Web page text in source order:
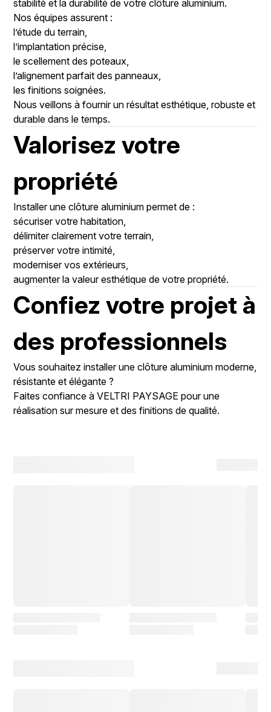
stabilité et la durabilité de votre clôture aluminium.
Nos équipes assurent :
l’étude du terrain,
l’implantation précise,
le scellement des poteaux,
l’alignement parfait des panneaux,
les finitions soignées.
Nous veillons à fournir un résultat esthétique, robuste et
durable dans le temps.
Valorisez votre
propriété
Installer une clôture aluminium permet de :
sécuriser votre habitation,
délimiter clairement votre terrain,
préserver votre intimité,
moderniser vos extérieurs,
augmenter la valeur esthétique de votre propriété.
Confiez votre projet à
des professionnels
Vous souhaitez installer une clôture aluminium moderne,
résistante et élégante ?
Faites confiance àVELTRI PAYSAGEpour une
réalisation sur mesure et des finitions de qualité.